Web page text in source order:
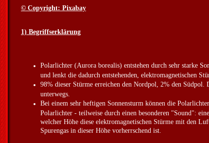
© Copyright: Pixabay
1) Begriffserklärung
Polarlichter (Aurora borealis) entstehen durch sehr starke
und lenkt die dadurch entstehenden, elektromagnetischen
98% dieser Stürme erreichen den Nordpol, 2% den Südpol.
unterwegs.
Bei einem sehr heftigen Sonnensturm können die
Polarlichter - teilweise durch einen besonderen "Sound":
welcher Höhe diese elektromagnetischen Stürme mit den
Spurengas in dieser Höhe vorherrschend ist.